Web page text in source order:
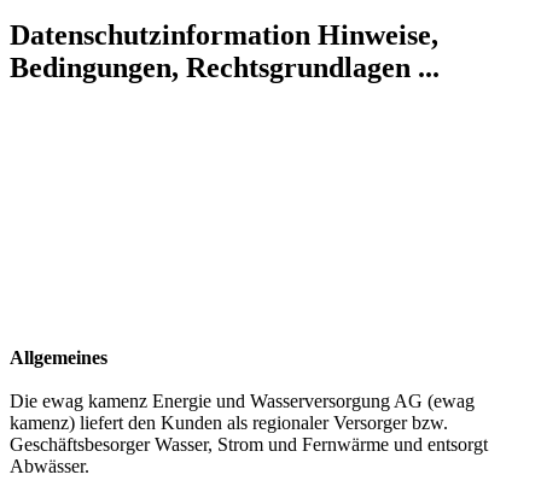
Datenschutzinformation Hinweise,
Bedingungen, Rechtsgrundlagen ...
Allgemeines
Die ewag kamenz Energie und Wasserversorgung AG (ewag
kamenz) liefert den Kunden als regionaler Versorger bzw.
Geschäftsbesorger Wasser, Strom und Fernwärme und entsorgt
Abwässer.